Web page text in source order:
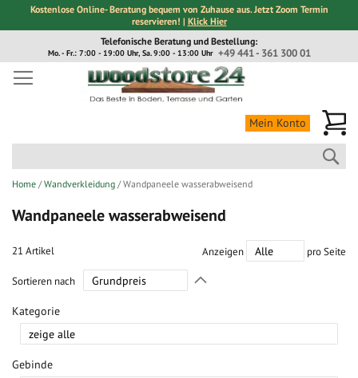
Kostenlose Online- Beratung bequem von Zuhause aus. Jetzt Zoom Termin
reservieren! | Klick Hier
Inhalt
Telefonische Beratung und Bestellung:
+49 441 - 361 300 01
Mo. - Fr.: 7:00 - 19:00 Uhr, Sa. 9:00 - 13:00 Uhr
Mein Konto
Home Wandverkleidung Wandpaneele wasserabweisend
Wandpaneele wasserabweisend
21 Artikel Anzeigen pro Seite
Sortieren nach
festlegen
Kategorie
Gebinde